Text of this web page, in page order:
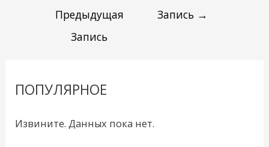
Предыдущая
Запись
Запись →
ПОПУЛЯРНОЕ
Извините. Данных пока нет.